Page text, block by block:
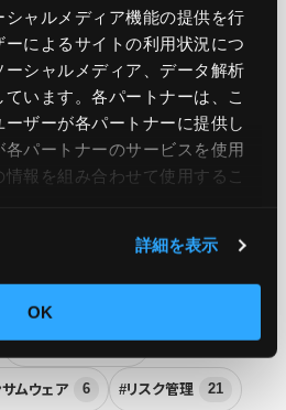
ャルメディア機能の提供を行
によるサイトの利用状況につ
シャルメディア、データ解析
います。各パートナーは、こ
ザーが各パートナーに提供し
パートナーのサービスを使用
報を組み合わせて使用​​するこ
詳細を表示
OK
#eBPF 4
バー運用 18 #システム保守 29
テム運用 123 #可用性 21
#サイバー攻撃 50
ムウェア 6 #リスク管理 21